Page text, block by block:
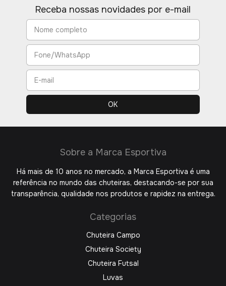
Receba nossas novidades por e-mail
Sobre a Marca Esportiva
Há mais de 10 anos no mercado, a Marca Esportiva é uma
referência no mundo das chuteiras, destacando-se por sua
transparência, qualidade nos produtos e rapidez na entrega.
Categorias
Chuteira Campo
Chuteira Society
Chuteira Futsal
Luvas